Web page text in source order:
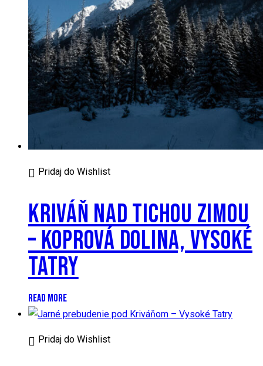
Pridaj do Wishlist
KRIVÁŇ NAD TICHOU ZIMOU
– KOPROVÁ DOLINA, VYSOKÉ
TATRY
READ MORE
Pridaj do Wishlist